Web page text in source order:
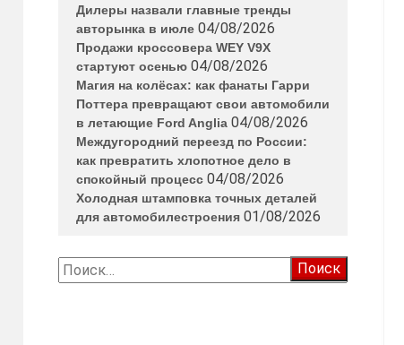
Дилеры назвали главные тренды
авторынка в июле 04/08/2026
Продажи кроссовера WEY V9X
стартуют осенью 04/08/2026
Магия на колёсах: как фанаты Гарри
Поттера превращают свои автомобили
в летающие Ford Anglia 04/08/2026
Междугородний переезд по России:
как превратить хлопотное дело в
спокойный процесс 04/08/2026
Холодная штамповка точных деталей
для автомобилестроения 01/08/2026
Найти: